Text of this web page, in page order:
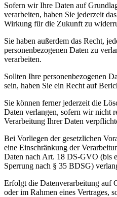
Sofern wir Ihre Daten auf
verarbeiten, haben Sie jederzeit
Wirkung für die Zukunft zu
Sie haben außerdem das Recht,
personenbezogenen Daten zu
verarbeiten.
Sollten Ihre personenbezogenen
sein, haben Sie ein Recht auf
Sie können ferner jederzeit die
Daten verlangen, sofern wir nicht
Verarbeitung Ihrer Daten
Bei Vorliegen der gesetzlichen
eine Einschränkung der
Daten nach Art. 18 DS-GVO (bis
Sperrung nach § 35 BDSG)
Erfolgt die Datenverarbeitung auf
oder im Rahmen eines Vertrages,